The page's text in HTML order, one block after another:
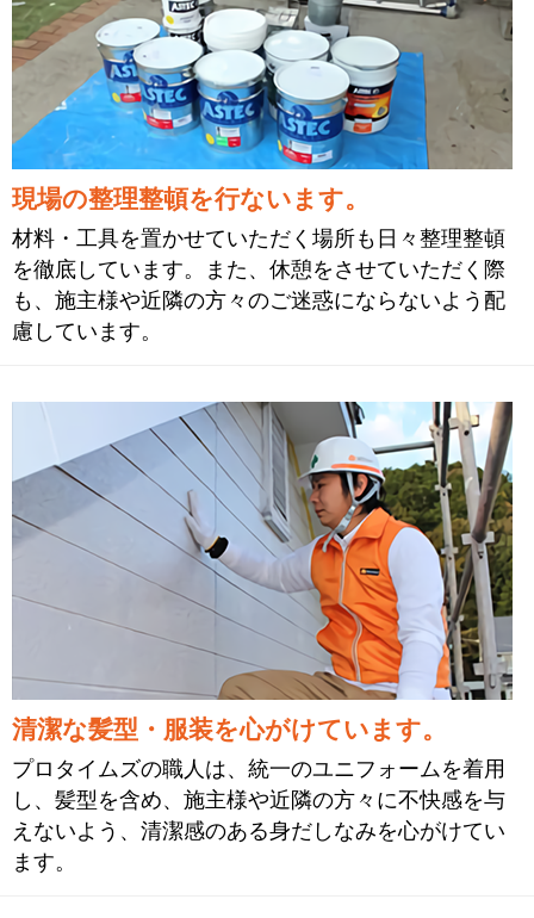
現場の整理整頓を行ないます。
材料・工具を置かせていただく場所も日々整理整頓
を徹底しています。また、休憩をさせていただく際
も、施主様や近隣の方々のご迷惑にならないよう配
慮しています。
清潔な髪型・服装を心がけています。
プロタイムズの職人は、統一のユニフォームを着用
し、髪型を含め、施主様や近隣の方々に不快感を与
えないよう、清潔感のある身だしなみを心がけてい
ます。